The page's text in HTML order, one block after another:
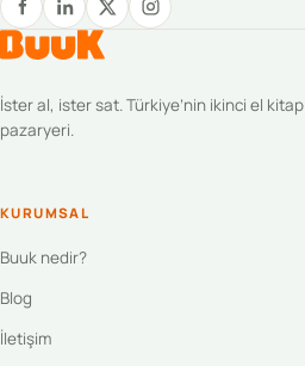
İster al, ister sat. Türkiye’nin ikinci el kitap
pazaryeri.
KURUMSAL
Buuk nedir?
Blog
İletişim